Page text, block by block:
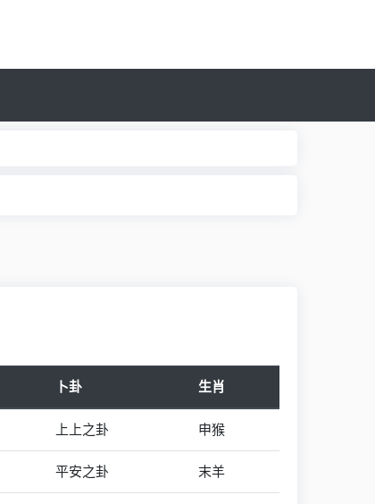
卜卦 生肖
上上之卦 申猴
平安之卦 末羊